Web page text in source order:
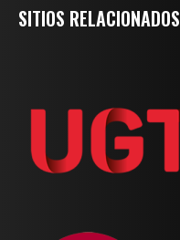
SITIOS RELACIONADOS